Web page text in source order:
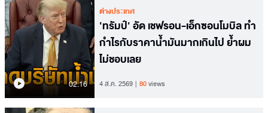
02.16
ต่างประเทศ
'ทรัมป์' อัด เชฟรอน-เอ็กซอนโมบิล ทำ
กำไรกับราคาน้ำมันมากเกินไป ย้ำผม
ไม่ชอบเลย
4 ส.ค. 2569 80views